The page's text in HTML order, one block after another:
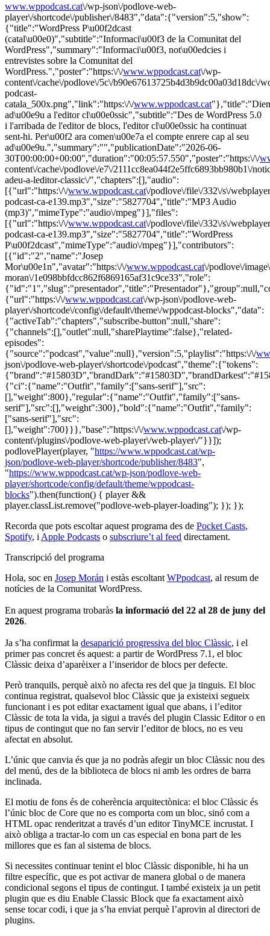
www.wppodcast.cat\/wp-json\/podlove-web-
player\/shortcode\/publisher\/8483","data":{"version":5,"show":
{"title":"WordPress P\u00f2dcast
(catal\u00e0)","subtitle":"Informaci\u00f3 de la Comunitat del
WordPress","summary":"Informaci\u00f3, not\u00edcies i
entrevistes sobre la Comunitat del
WordPress.","poster":"https:\/\/www.wppodcast.cat\/wp-
content\/cache\/podlove\/5c\/b90e67613725b4d3b9dc00a03d18dc\/
podcast-
catala_500x.png","link":"https:\/\/www.wppodcast.cat
ad\u00e9u a l'editor cl\u00e0ssic","subtitle":"Des de WordPress 5.0
i l'arribada de l'editor de blocs, l'editor cl\u00e0ssic ha continuat
sent-hi. Per\u00f2 ara comen\u00e7a el compte enrere cap al seu
ad\u00e9u.","summary":"","publicationDate":"2026-06-
30T00:00:00+00:00","duration":"00:05:57.550","poster":"https:\/\/
content\/cache\/podlove\/e7\/2111cc8ea044f2e5ffc6893bb980b1\/
adeu-a-leditor-classic\/","chapters":[],"audio":
[{"url":"https:\/\/www.wppodcast.cat\/podlove\/file\/332\/s\/
podcast-ca-e139.mp3","size":"5827704","title":"MP3 Audio
(mp3)","mimeType":"audio\/mpeg"}],"files":
[{"url":"https:\/\/www.wppodcast.cat\/podlove\/file\/332\/s\/
podcast-ca-e139.mp3","size":"5827704","title":"WordPress
P\u00f2dcast","mimeType":"audio\/mpeg"}],"contributors":
[{"id":"2","name":"Josep
Mor\u00e1n","avatar":"https:\/\/www.wppodcast.cat\/podlove\/
moran\/1e098bbfdcc862f6869165af31c9ce33","role":
{"url":"https:\/\/www.wppodcast.cat\/wp-json\/podlove-web-
player\/shortcode\/config\/default\/theme\/wppodcast-blocks","data":
{"activeTab":"chapters","subscribe-button":null,"share":
{"channels":[],"outlet":null,"sharePlaytime":false},"related-
episodes":
{"source":"podcast","value":null},"version":5,"playlist":"https:\/\/
json\/podlove-web-player\/shortcode\/podcast","theme":{"tokens":
{"ci":{"name":"Outfit","family":["sans-serif"],"src":
[],"weight":800},"regular":{"name":"Outfit","family":["sans-
serif"],"src":[],"weight":300},"bold":{"name":"Outfit","family":
["sans-serif"],"src":
[],"weight":700}}},"base":"https:\/\/www.wppodcast.cat\/wp-
content\/plugins\/podlove-web-player\/web-player\/"}}]);
podlovePlayer(player, "https://www.wppodcast.cat/wp-
json/podlove-web-player/shortcode/publisher/8483",
"https://www.wppodcast.cat/wp-json/podlove-web-
player/shortcode/config/default/theme/wppodcast-
blocks").then(function() { player &&
player.classList.remove("podlove-web-player-loading"); }); });
Recorda que pots escoltar aquest programa des de Pocket Casts,
Spotify, i Apple Podcasts o subscriure’t al feed directament.
Transcripció del programa
Hola, soc en Josep Morán i estàs escoltant WPpodcast, al resum de
notícies de la Comunitat WordPress.
En aquest programa trobaràs la informació del 22 al 28 de juny del
2026.
Ja s’ha confirmat la desaparició progressiva del bloc Clàssic, i el
primer pas concret és aquest: a partir de WordPress 7.1, el bloc
Clàssic deixa d’aparèixer a l’inseridor de blocs per defecte.
Però tranquils, perquè això no afecta res del que ja tinguis. El bloc
continua registrat, qualsevol bloc Clàssic que ja existeixi segueix
funcionant i es pot editar exactament igual que abans, i l’editor
Clàssic de tota la vida, ja sigui a través del plugin Classic Editor o en
tipus de contingut que no fan servir l’editor de blocs, no es veu
afectat en absolut.
L’únic que canvia és que ja no podràs afegir un bloc Clàssic nou des
del menú, des de la biblioteca de blocs ni amb les ordres de barra
inclinada.
El motiu de fons és de coherència arquitectònica: el bloc Clàssic és
l’únic bloc de Core que no es comporta com un bloc, sinó com a
HTML opac renderitzat a través d’un editor TinyMCE incrustat. I
això obliga a tractar-lo com un cas especial en bona part de les
millores que es fan al sistema de blocs.
Si necessites continuar tenint el bloc Clàssic disponible, hi ha un
filtre específic, que es pot activar de manera global o de manera
condicional segons el tipus de contingut. I també existeix ja un petit
plugin que es diu Enable Classic Block que fa exactament això
sense tocar codi, i que ja s’ha enviat perquè l’aprovin al directori de
plugins.